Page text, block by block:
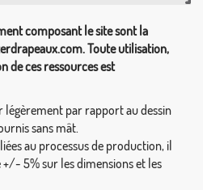
composant le site sont la
Toute utilisation,
de ces ressources est
par rapport au dessin
sans mât.
au processus de production, il
5% sur les dimensions et les